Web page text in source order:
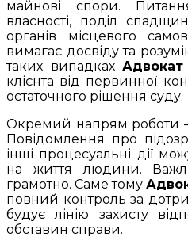
майнові спори.
власності, поділ
органів місцевого
вимагає досвіду та
таких випадках
клієнта від первинної
остаточного рішення суду.
Окремий напрям роботи
Повідомлення про
інші процесуальні дії
на життя людини.
грамотно. Саме тому
повний контроль за
будує лінію захисту
обставин справи.